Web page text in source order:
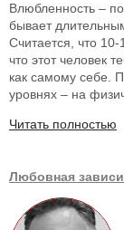
Влюбленность –
бывает
Считается, что
что этот человек
как самому себе.
уровнях – на
Читать полностью
Любовная